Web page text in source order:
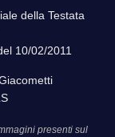
della Testata
10/02/2011
presenti sul